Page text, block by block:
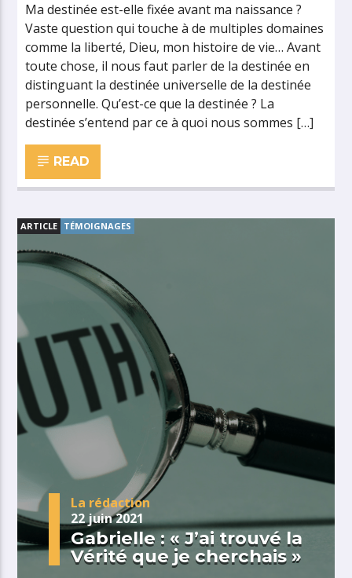
Ma destinée est-elle fixée avant ma naissance ?
Vaste question qui touche à de multiples domaines
comme la liberté, Dieu, mon histoire de vie… Avant
toute chose, il nous faut parler de la destinée en
distinguant la destinée universelle de la destinée
personnelle. Qu’est-ce que la destinée ? La
destinée s’entend par ce à quoi nous sommes […]
READ
ARTICLE TÉMOIGNAGES
La rédaction
22 juin 2021
Gabrielle : « J’ai trouvé la
Vérité que je cherchais »